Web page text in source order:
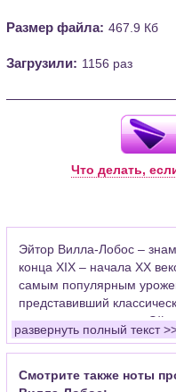
Размер файла: 467.9 Кб
Загрузили: 1156 раз
Что делать,
Эйтор Вилла-Лобос –
конца XIX – начала XX
самым популярным
представивший
творческом наследии
сочинения разных
примеру, оркестровая
произведения
развернуть полный текст
Смотрите также ноты